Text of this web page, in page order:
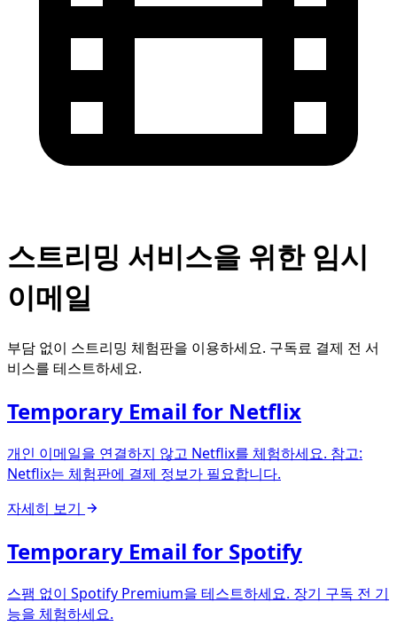
스트리밍 서비스을 위한 임시
이메일
부담 없이 스트리밍 체험판을 이용하세요. 구독료 결제 전 서
비스를 테스트하세요.
Temporary Email for Netflix
개인 이메일을 연결하지 않고 Netflix를 체험하세요. 참고:
Netflix는 체험판에 결제 정보가 필요합니다.
자세히 보기
Temporary Email for Spotify
스팸 없이 Spotify Premium을 테스트하세요. 장기 구독 전 기
능을 체험하세요.